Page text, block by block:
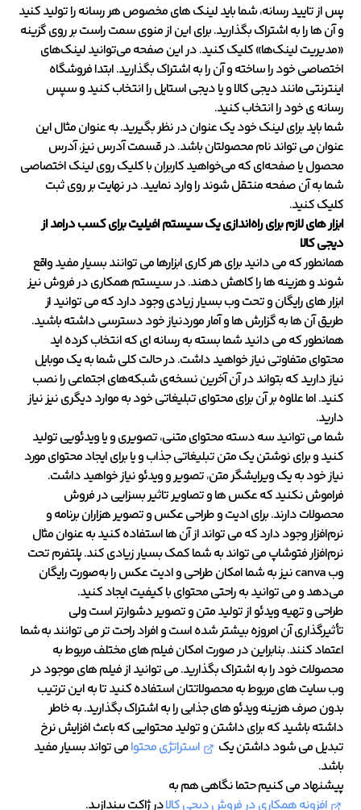
پس از تایید رسانه، شما باید لینک های مخصوص هر رسانه را تولید کنید
و آن ها را به اشتراک بگذارید. برای این از منوی سمت راست بر روی گزینه
«مدیریت لینک‌ها» کلیک کنید. در این صفحه می‌توانید لینک‌های
اختصاصی خود را ساخته و آن را به اشتراک بگذارید. ابتدا فروشگاه
اینترنتی مانند دیجی کالا و یا دیجی استایل را انتخاب کنید و سپس
رسانه ی خود را انتخاب کنید.
شما باید برای لینک خود یک عنوان در نظر بگیرید. به عنوان مثال این
عنوان می تواند نام محصولتان باشد. در قسمت آدرس نیز، آدرس
محصول یا صفحه‌ای که می‌خواهید کاربران با کلیک روی لینک اختصاصی
شما به آن صفحه منتقل شوند را وارد نمایید. در نهایت بر روی ثبت
کلیک کنید.
ابزار های لازم برای راه‌اندازی یک سیستم افیلیت برای کسب درامد از
دیجی کالا
همانطور که می دانید برای هر کاری ابزارها می توانند بسیار مفید واقع
شوند و هزینه ها را کاهش دهند. در سیستم همکاری در فروش نیز
ابزار های رایگان و تحت وب بسیار زیادی وجود دارد که می توانید از
طریق آن ها به گزارش ها و آمار موردنیاز خود دسترسی داشته باشید.
همانطور که می دانید شما بسته به رسانه ای که انتخاب کرده اید
محتوای متفاوتی نیاز خواهید داشت. در حالت کلی شما به یک موبایل
نیاز دارید که بتواند در آن آخرین نسخه‌ی شبکه‌های اجتماعی را نصب
کنید. اما علاوه بر آن برای محتوای تبلیغاتی خود به موارد دیگری نیز نیاز
دارید.
شما می توانید سه دسته محتوای متنی، تصویری و یا ویدئویی تولید
کنید و برای نوشتن یک متن تبلیغاتی جذاب و یا برای ایجاد محتوای مورد
نیاز خود به یک ویرایشگر متن، تصویر و ویدئو نیاز خواهید داشت.
فراموش نکنید که عکس ها و تصاویر تاثیر بسزایی در فروش
محصولات دارند. برای ادیت و طراحی عکس و تصویر هزاران برنامه و
نرم‌افزار وجود دارد که می تواند از آن ها استفاده کنید به عنوان مثال
نرم‌افزار فتوشاپ می تواند به شما کمک بسیار زیادی کند. پلتفرم تحت
وب canva نیز به شما امکان طراحی و ادیت عکس را به‌صورت رایگان
می‌دهد و می توانید به راحتی محتوای با کیفیت ایجاد کنید.
طراحی و تهیه ویدئو از تولید متن و تصویر دشوارتر است ولی
تأثیرگذاری آن امروزه بیشتر شده است و افراد راحت تر می توانند به شما
اعتماد کنند. بنابراین در صورت امکان فیلم های مختلف مربوط به
محصولات خود را به اشتراک بگذارید. می توانید از فیلم های موجود در
وب سایت های مربوط به محصولاتتان استفاده کنید تا به این ترتیب
بدون صرف هزینه ویدئو های جذابی را به اشتراک بگذارید. به خاطر
داشته باشید که برای داشتن و تولید محتوایی که باعث افزایش نرخ
تبدیل می شود داشتن یک
استراتژی محتوامی تواند بسیار مفید
باشد.
پیشنهاد می کنیم حتما نگاهی هم به
افزونه همکاری در فروش دیجی کالادر ژاکت بیندازید.